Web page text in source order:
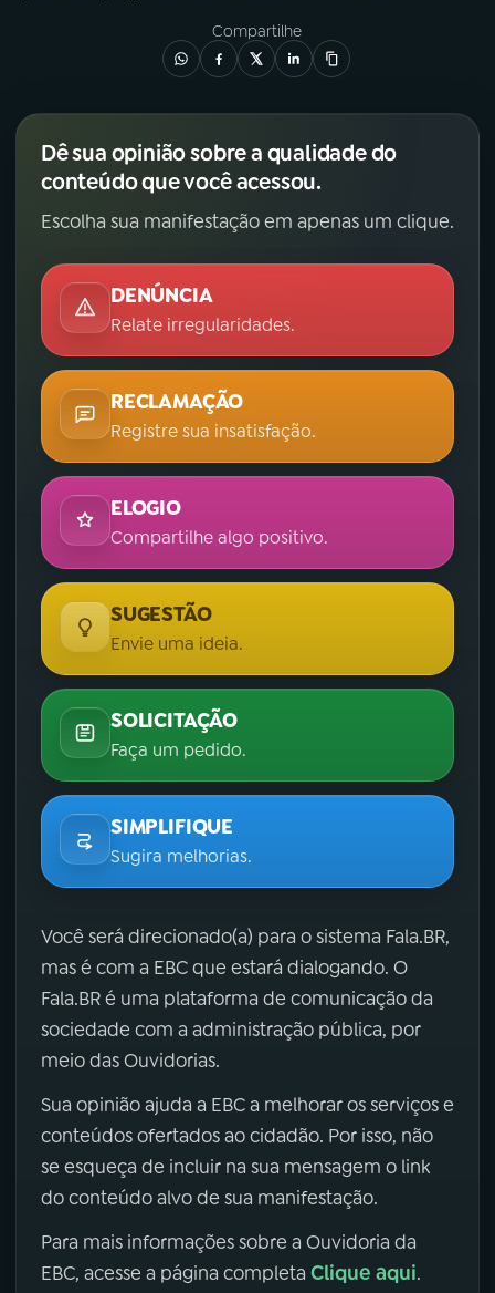
Instagram X
Compartilhe
Dê sua opinião sobre a qualidade do
conteúdo que você acessou.
Escolha sua manifestação em apenas um clique.
DENÚNCIA
Relate irregularidades.
RECLAMAÇÃO
Registre sua insatisfação.
ELOGIO
Compartilhe algo positivo.
SUGESTÃO
Envie uma ideia.
SOLICITAÇÃO
Faça um pedido.
SIMPLIFIQUE
Sugira melhorias.
Você será direcionado(a) para o sistema Fala.BR,
mas é com a EBC que estará dialogando. O
Fala.BR é uma plataforma de comunicação da
sociedade com a administração pública, por
meio das Ouvidorias.
Sua opinião ajuda a EBC a melhorar os serviços e
conteúdos ofertados ao cidadão. Por isso, não
se esqueça de incluir na sua mensagem o link
do conteúdo alvo de sua manifestação.
Para mais informações sobre a Ouvidoria da
EBC, acesse a página completa Clique aqui.